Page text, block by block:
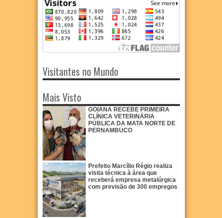
Visitantes no Mundo
Mais Visto
GOIANA RECEBE PRIMEIRA
CLÍNICA VETERINÁRIA
PÚBLICA DA MATA NORTE DE
PERNAMBUCO
Prefeito Marcílio Régio realiza
visita técnica à área que
receberá empresa metalúrgica
com previsão de 300 empregos